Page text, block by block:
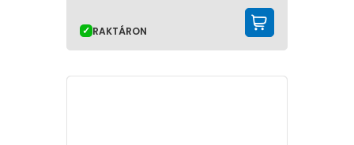
RAKTÁRON